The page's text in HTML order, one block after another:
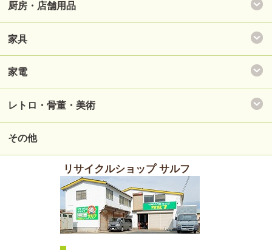
厨房・店舗用品
家具
家電
レトロ・骨董・美術
その他
リサイクルショップ サルフ